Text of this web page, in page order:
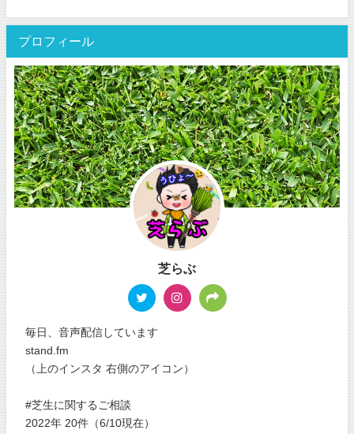
プロフィール
芝らぶ
毎日、音声配信しています
stand.fm
（上のインスタ 右側のアイコン）
#芝生に関するご相談
2022年 20件（6/10現在）